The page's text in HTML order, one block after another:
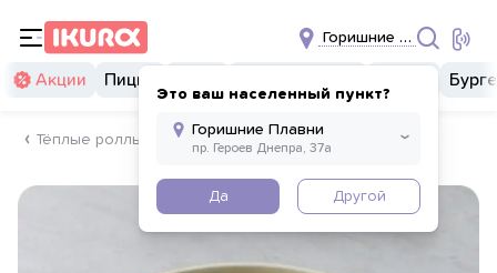
Горишние Плавни
Это ваш населенный пункт?
Да Другой
Акции Пицца
Тёплые роллы